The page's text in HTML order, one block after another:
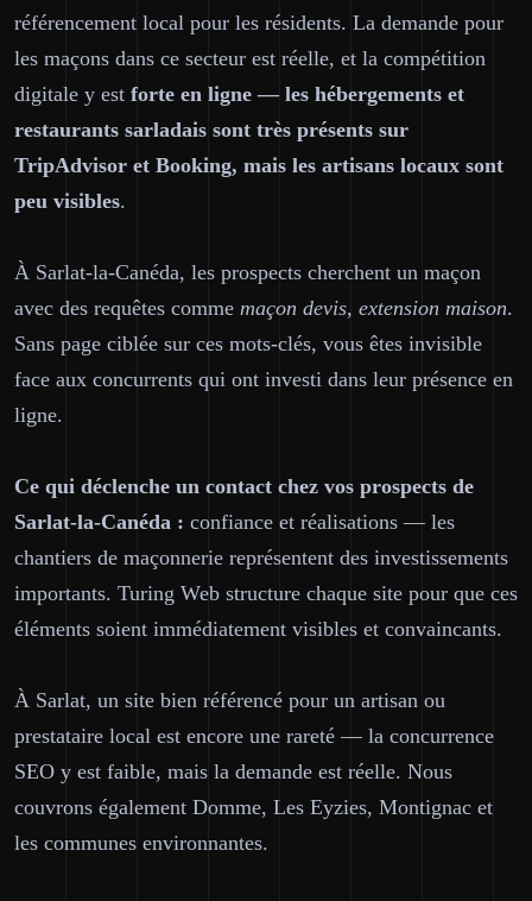
référencement local pour les résidents. La demande pour
les maçons dans ce secteur est réelle, et la compétition
digitale y est forte en ligne — les hébergements et
restaurants sarladais sont très présents sur
TripAdvisor et Booking, mais les artisans locaux sont
peu visibles.
À Sarlat-la-Canéda, les prospects cherchent un maçon
avec des requêtes comme maçon devis, extension maison.
Sans page ciblée sur ces mots-clés, vous êtes invisible
face aux concurrents qui ont investi dans leur présence en
ligne.
Ce qui déclenche un contact chez vos prospects de
Sarlat-la-Canéda : confiance et réalisations — les
chantiers de maçonnerie représentent des investissements
importants. Turing Web structure chaque site pour que ces
éléments soient immédiatement visibles et convaincants.
À Sarlat, un site bien référencé pour un artisan ou
prestataire local est encore une rareté — la concurrence
SEO y est faible, mais la demande est réelle. Nous
couvrons également Domme, Les Eyzies, Montignac et
les communes environnantes.